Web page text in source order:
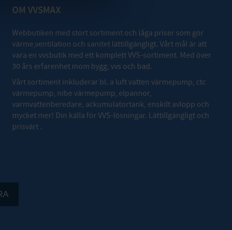
OM VVSMAX
Webbutiken med stort sortiment och låga priser som gör
värme,ventilation och sanitet lättillgängligt. Vårt mål är att
vara en vvsbutik med ett komplett VVS-sortiment. Med över
30 års erfarenhet inom bygg, vvs och bad.
Vårt sortiment inkluderar bl. a luft vatten värmepump, ctc
värmepump, nibe värmepump, elpannor,
varmvattenberedare, ackumulatortank, enskilt avlopp och
mycket mer! Din källa för VVS-lösningar. Lättillgängligt och
prisvärt .